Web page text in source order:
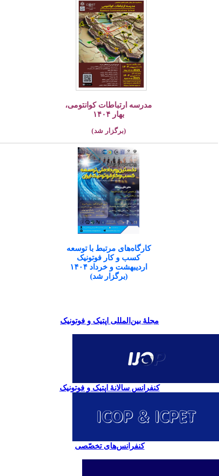
مدرسه ارتباطات کوانتومی،
بهار ۱۴۰۴
(برگزار شد)
کارگاه‌های مرتبط با توسعه
کسب و کار فوتونیک
اردیبهشت و خرداد ۱۴۰۴
(برگزار شد)
مجلۀ بین‌المللی اپتیک و فوتونیک
کنفرانس سالانۀ اپتیک و فوتونیک
کنفرانس‌های تخصّصی